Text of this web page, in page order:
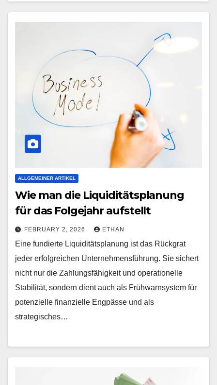
ALLGEMEINER ARTIKEL
Wie man die Liquiditätsplanung
für das Folgejahr aufstellt
FEBRUARY 2, 2026 ETHAN
Eine fundierte Liquiditätsplanung ist das Rückgrat
jeder erfolgreichen Unternehmensführung. Sie sichert
nicht nur die Zahlungsfähigkeit und operationelle
Stabilität, sondern dient auch als Frühwarnsystem für
potenzielle finanzielle Engpässe und als
strategisches…